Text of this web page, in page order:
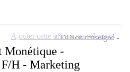
Monétique -
H - Marketing
CDINon renseigné
Ajouter cette offre à ma sélection